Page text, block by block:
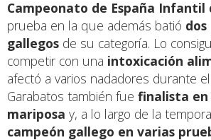
Campeonato de España Infantil
prueba en la que además batió
gallegos de su categoría. Lo
competir con una intoxicación
afectó a varios nadadores durante
Garabatos también fue finalista
mariposa y, a lo largo de la
campeón gallego en varias